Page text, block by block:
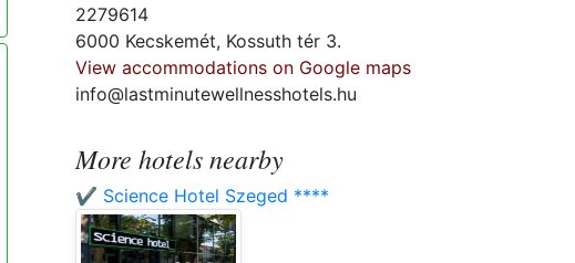
2279614
6000 Kecskemét, Kossuth tér 3.
View accommodations on Google maps
info@lastminutewellnesshotels.hu
More hotels nearby
✔️ Science Hotel Szeged ****